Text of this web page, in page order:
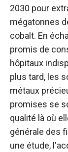
2030 pour
mégatonnes
cobalt. En
promis de
hôpitaux
plus tard, les
métaux
promises se
qualité là où
générale des
une étude,